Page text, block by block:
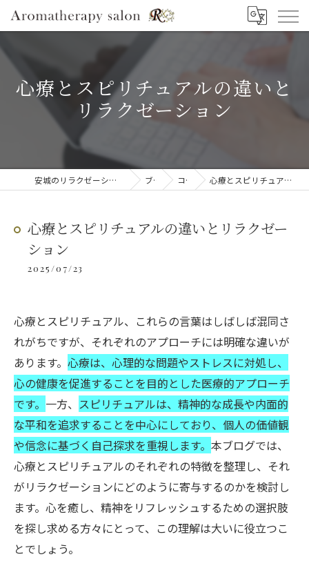
心療とスピリチュアルの違いと
リラクゼーション
安城のリラクゼーションならAromatherapy salon R ブログ コラム 心療とスピリチュアルの違いとリラクゼーション
心療とスピリチュアルの違いとリラクゼー
ション
2025/07/23
心療とスピリチュアル、これらの言葉はしばしば混同さ
れがちですが、それぞれのアプローチには明確な違いが
あります。 心療は、心理的な問題やストレスに対処し、
心の健康を促進することを目的とした医療的アプローチ
です。 一方、 スピリチュアルは、精神的な成長や内面的
な平和を追求することを中心にしており、個人の価値観
や信念に基づく自己探求を重視します。 本ブログでは、
心療とスピリチュアルのそれぞれの特徴を整理し、それ
がリラクゼーションにどのように寄与するのかを検討し
ます。心を癒し、精神をリフレッシュするための選択肢
を探し求める方々にとって、この理解は大いに役立つこ
とでしょう。